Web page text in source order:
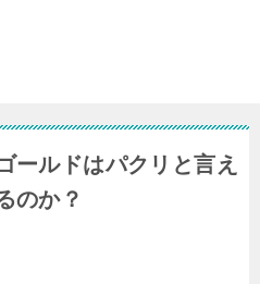
ールドはパクリと言え
のか？